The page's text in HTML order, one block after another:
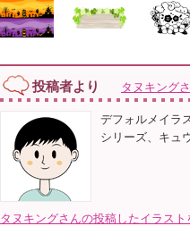
投稿者より タヌキング
デフォルメイラ
シリーズ、キュ
タヌキングさんの投稿したイラスト